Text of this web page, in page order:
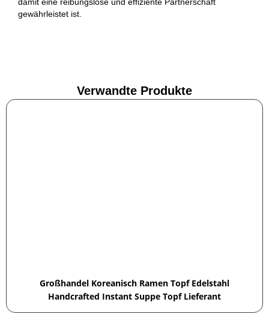
gewährleistet ist.
Verwandte Produkte
Großhandel Koreanisch Ramen Topf Edelstahl
Handcrafted Instant Suppe Topf Lieferant